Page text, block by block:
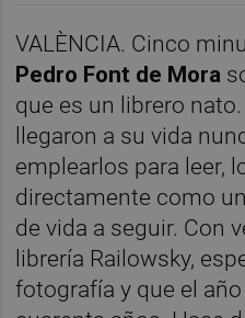
VALÈNCIA. Cinco
Pedro Font de Mora
que es un librero
llegaron a su vida
emplearlos para leer,
directamente como
de vida a seguir. Con
librería Railowsky,
fotografía y que el